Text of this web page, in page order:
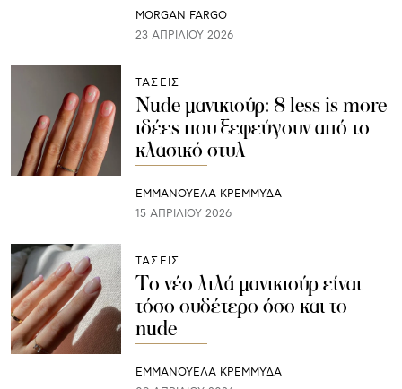
MORGAN FARGO
23 ΑΠΡΙΛΊΟΥ 2026
ΤΑΣΕΙΣ
Nude μανικιούρ: 8 less is more
ιδέες που ξεφεύγουν από το
κλασικό στυλ
ΕΜΜΑΝΟΥΕΛΑ ΚΡΕΜΜΥΔΑ
15 ΑΠΡΙΛΊΟΥ 2026
ΤΑΣΕΙΣ
Το νέο λιλά μανικιούρ είναι
τόσο ουδέτερο όσο και το
nude
ΕΜΜΑΝΟΥΕΛΑ ΚΡΕΜΜΥΔΑ